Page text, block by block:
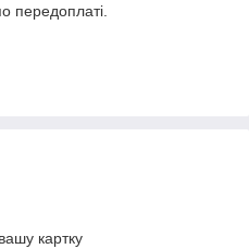
передоплаті.
картку